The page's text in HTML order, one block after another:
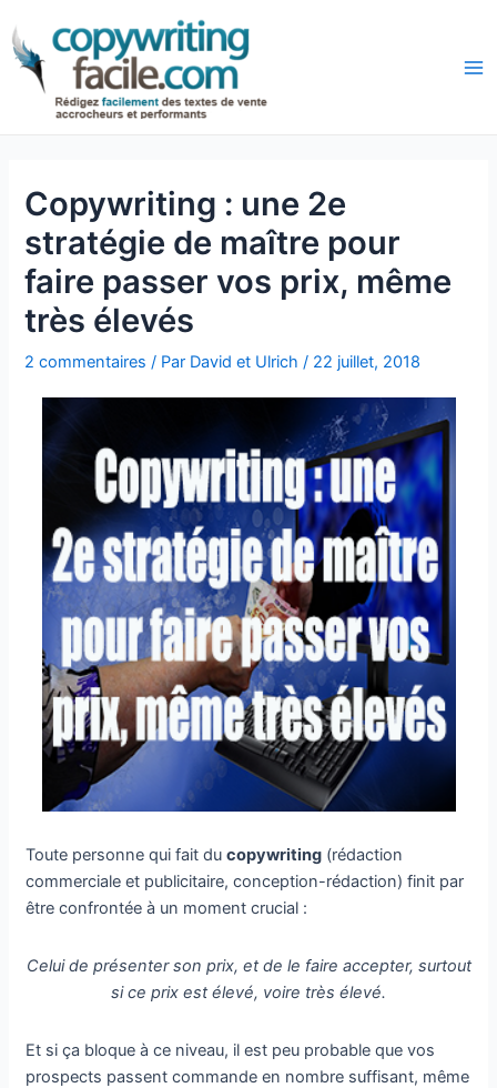
au
contenu
Copywriting : une 2e
stratégie de maître pour
faire passer vos prix, même
très élevés
2 commentaires / Par David et Ulrich/ 22 juillet, 2018
Toute personne qui fait ducopywriting (rédaction
commerciale et publicitaire, conception-rédaction) finit par
être confrontée à un moment crucial :
Celui de présenter son prix, et de le faire accepter, surtout
si ce prix est élevé, voire très élevé.
Et si ça bloque à ce niveau, il est peu probable que vos
prospects passent commande en nombre suffisant, même